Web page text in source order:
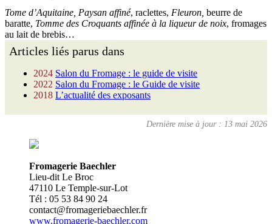
Tome d’Aquitaine, Paysan affiné, raclettes, Fleuron, beurre de
baratte, Tomme des Croquants affinée à la liqueur de noix, fromages
au lait de brebis…
Articles liés parus dans
2024 Salon du Fromage : le guide de visite
2022 Salon du Fromage : le Guide de visite
2018 L’actualité des exposants
Dernière mise à jour : 13 mai 2026
Fromagerie Baechler
Lieu-dit Le Broc
47110 Le Temple-sur-Lot
Tél : 05 53 84 90 24
contact@fromageriebaechler.fr
www.fromagerie-baechler.com